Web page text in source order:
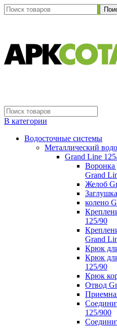
В категории
Водосточные системы
Металлический
Grand Line
Воронка
Grand
Желоб
колено
125/90
Grand
Крюк
Крюк
125/90
Крюк
Отвод
125/900